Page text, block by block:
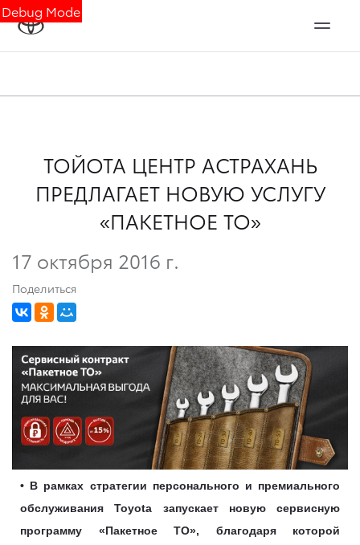
Debug Mode
ТОЙОТА ЦЕНТР АСТРАХАНЬ
ПРЕДЛАГАЕТ НОВУЮ УСЛУГУ
«ПАКЕТНОЕ ТО»
17 октября 2016 г.
Поделиться
• В рамках стратегии персонального и премиального
обслуживания Toyota запускает новую сервисную
программу «Пакетное ТО», благодаря которой